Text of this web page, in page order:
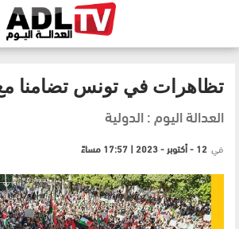
تظاهرات في تونس تضامنا
العدالة اليوم : الدولية
في 12 - أكتوبر - 2023 | 17:57 مساءً